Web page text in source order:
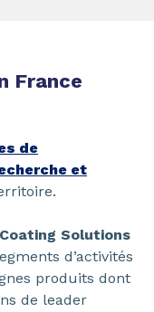
France
de
et
Coating Solutions
d’activités
produits dont
de leader